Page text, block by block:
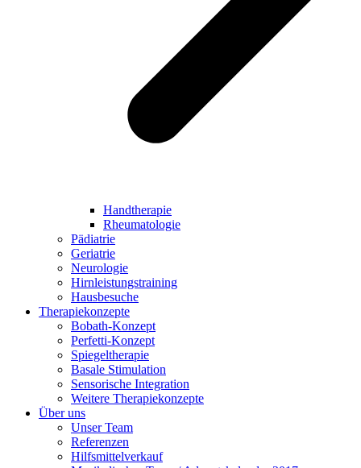
Handtherapie
Rheumatologie
Pädiatrie
Geriatrie
Neurologie
Hirnleistungstraining
Hausbesuche
Therapiekonzepte
Bobath-Konzept
Perfetti-Konzept
Spiegeltherapie
Basale Stimulation
Sensorische Integration
Weitere Therapiekonzepte
Über uns
Unser Team
Referenzen
Hilfsmittelverkauf